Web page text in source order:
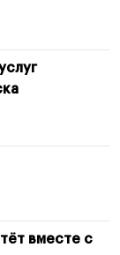
вместе с